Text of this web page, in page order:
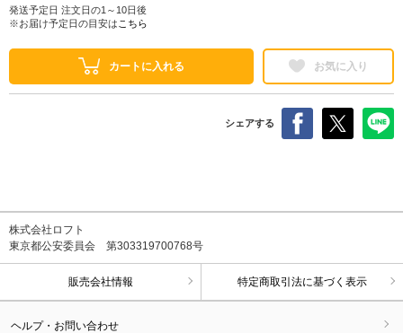
発送予定日 注文日の1～10日後
※お届け予定日の目安は こちら
カートに入れる お気に入り
シェアする
株式会社ロフト
東京都公安委員会 第303319700768号
販売会社情報 特定商取引法に基づく表示
ヘルプ・お問い合わせ